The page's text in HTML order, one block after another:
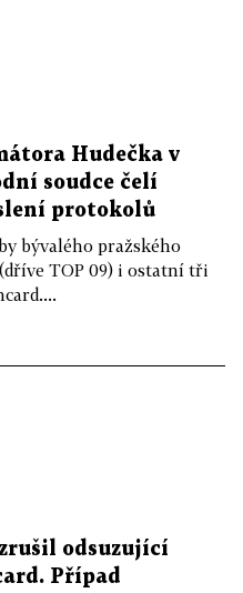
Hudečka v
soudce čelí
protokolů
bývalého pražského
TOP 09) i ostatní tři
odsuzující
Případ